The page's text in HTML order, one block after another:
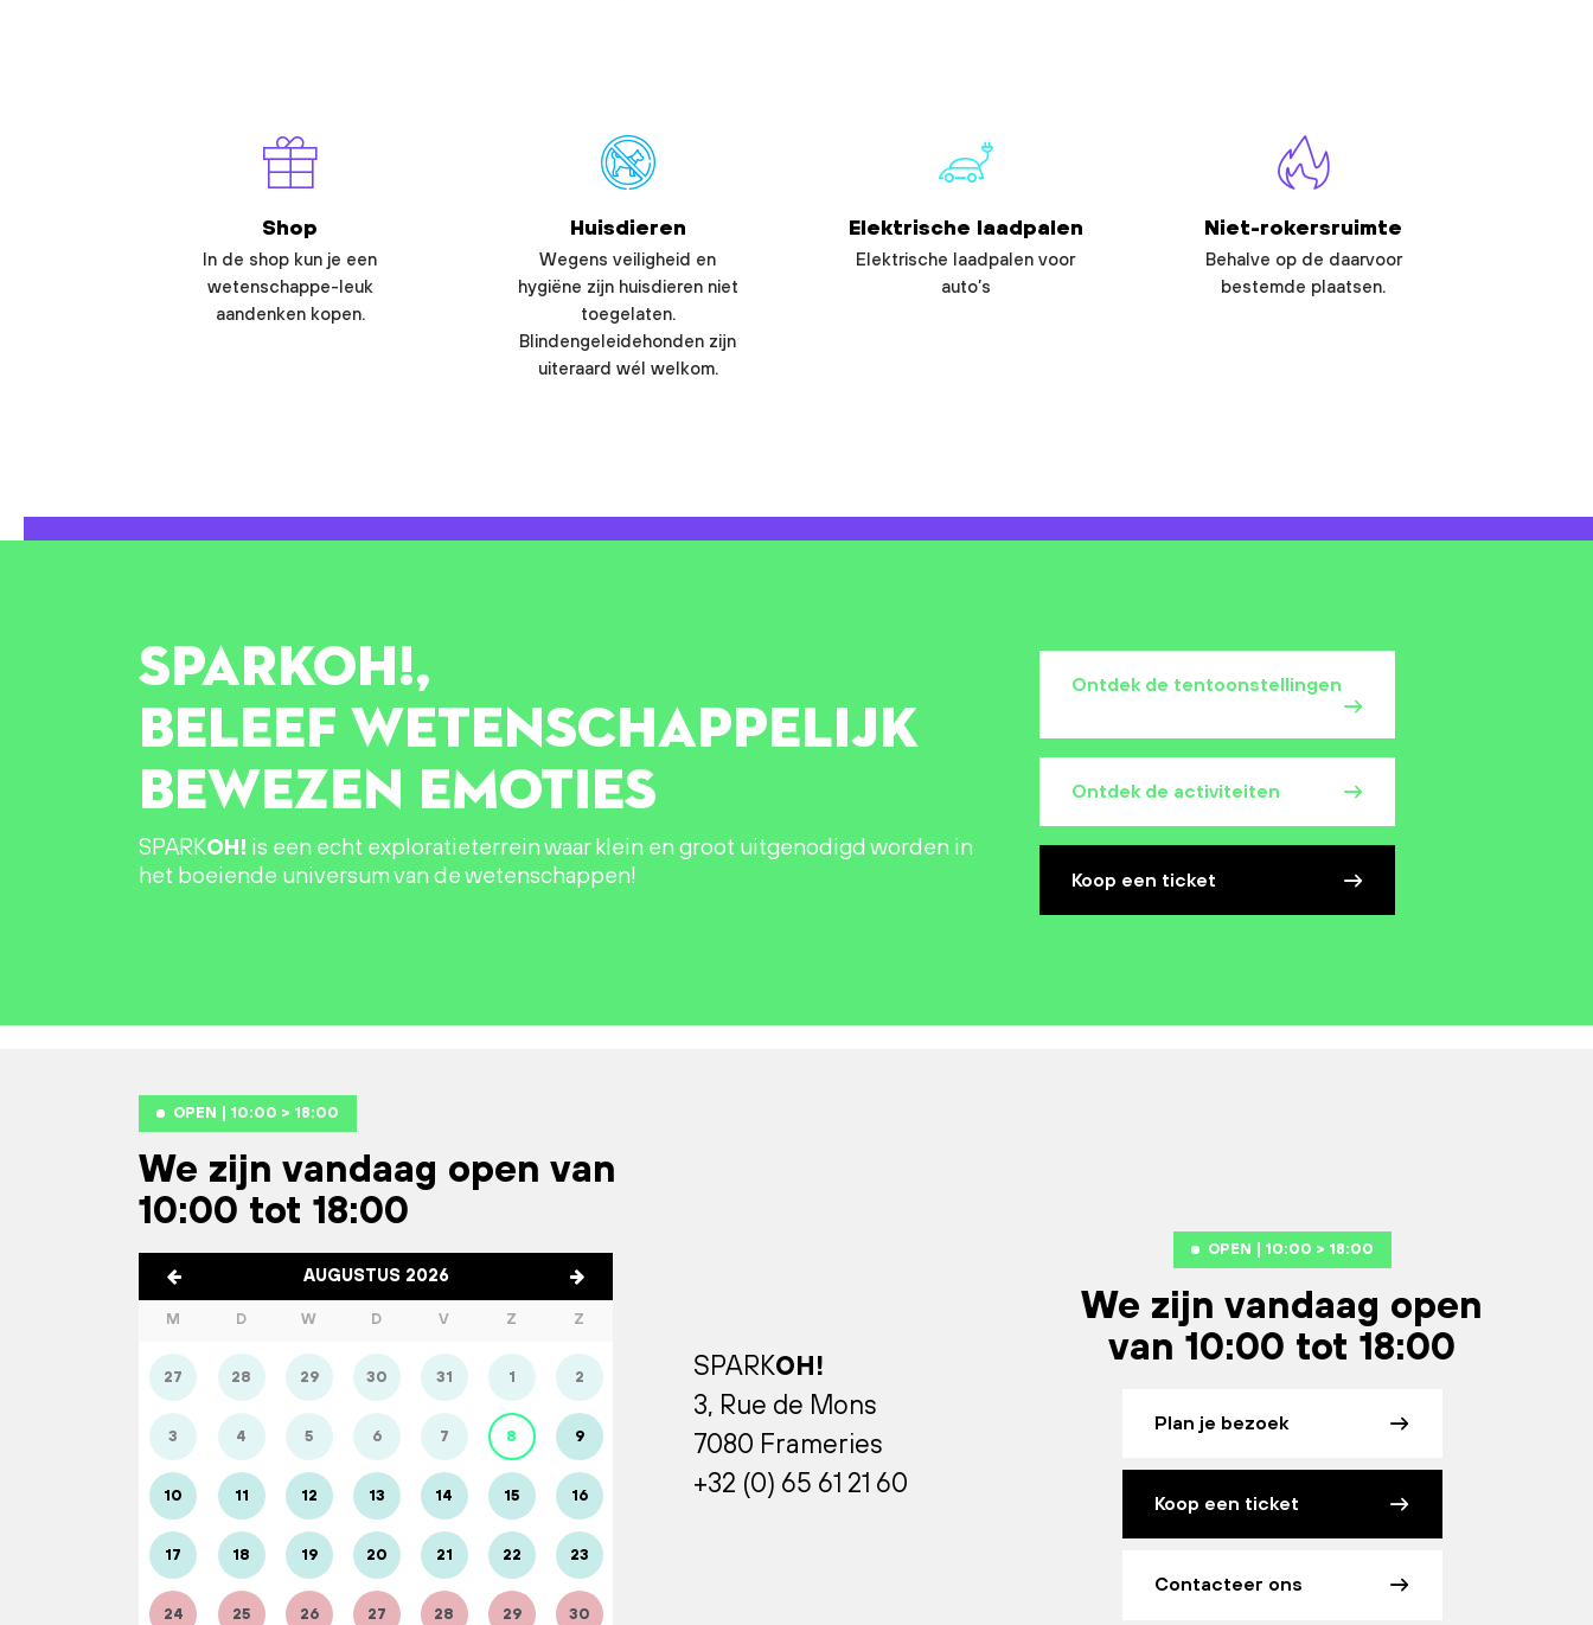
Shop
In de shop kun je een
wetenschappe-leuk
aandenken kopen.
Huisdieren
Wegens veiligheid en
hygiëne zijn huisdieren niet
toegelaten.
Blindengeleidehonden zijn
uiteraard wél welkom.
Elektrische laadpalen
Elektrische laadpalen voor
auto’s
Niet-rokersruimte
Behalve op de daarvoor
bestemde plaatsen.
Ontdek de tentoonstellingen
Ontdek de activiteiten
Koop een ticket
SPARKOH!,
BELEEF WETENSCHAPPELIJK
BEWEZEN EMOTIES
SPARKOH! is een echt exploratieterrein waar klein en groot uitgenodigd worden in
het boeiende universum van de wetenschappen!
OPEN | 10:00 > 18:00
We zijn vandaag open van
10:00 tot 18:00
AUGUSTUS 2026
M D W D V Z Z
27 28 29 30 31 1 2
3 4 5 6 7 8 9
10 11 12 13 14 15 16
17 18 19 20 21 22 23
24 25 26 27 28 29 30
SPARKOH!
3, Rue de Mons
7080 Frameries
+32 (0) 65 61 21 60
OPEN | 10:00 > 18:00
We zijn vandaag open
van 10:00 tot 18:00
Plan je bezoek
Koop een ticket
Contacteer ons